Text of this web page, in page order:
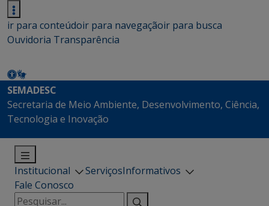
ir para conteúdoir para navegaçãoir para busca
Ouvidoria Transparência
SEMADESC
Secretaria de Meio Ambiente, Desenvolvimento, Ciência,
Tecnologia e Inovação
Institucional ServiçosInformativos
Fale Conosco
Pesquisar